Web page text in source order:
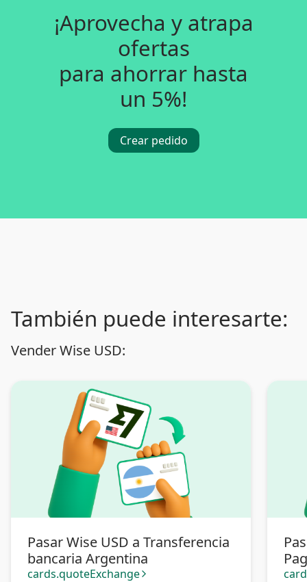
¡Aprovecha y atrapa
ofertas
para ahorrar hasta
un 5%!
Crear pedido
También puede interesarte:
Vender Wise USD:
Pasar Wise USD a Transferencia
bancaria Argentina
cards.quoteExchange arrow_forward_ios